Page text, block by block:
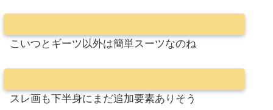
こいつとギーツ以外は簡単スーツなのね
スレ画も下半身にまだ追加要素ありそう